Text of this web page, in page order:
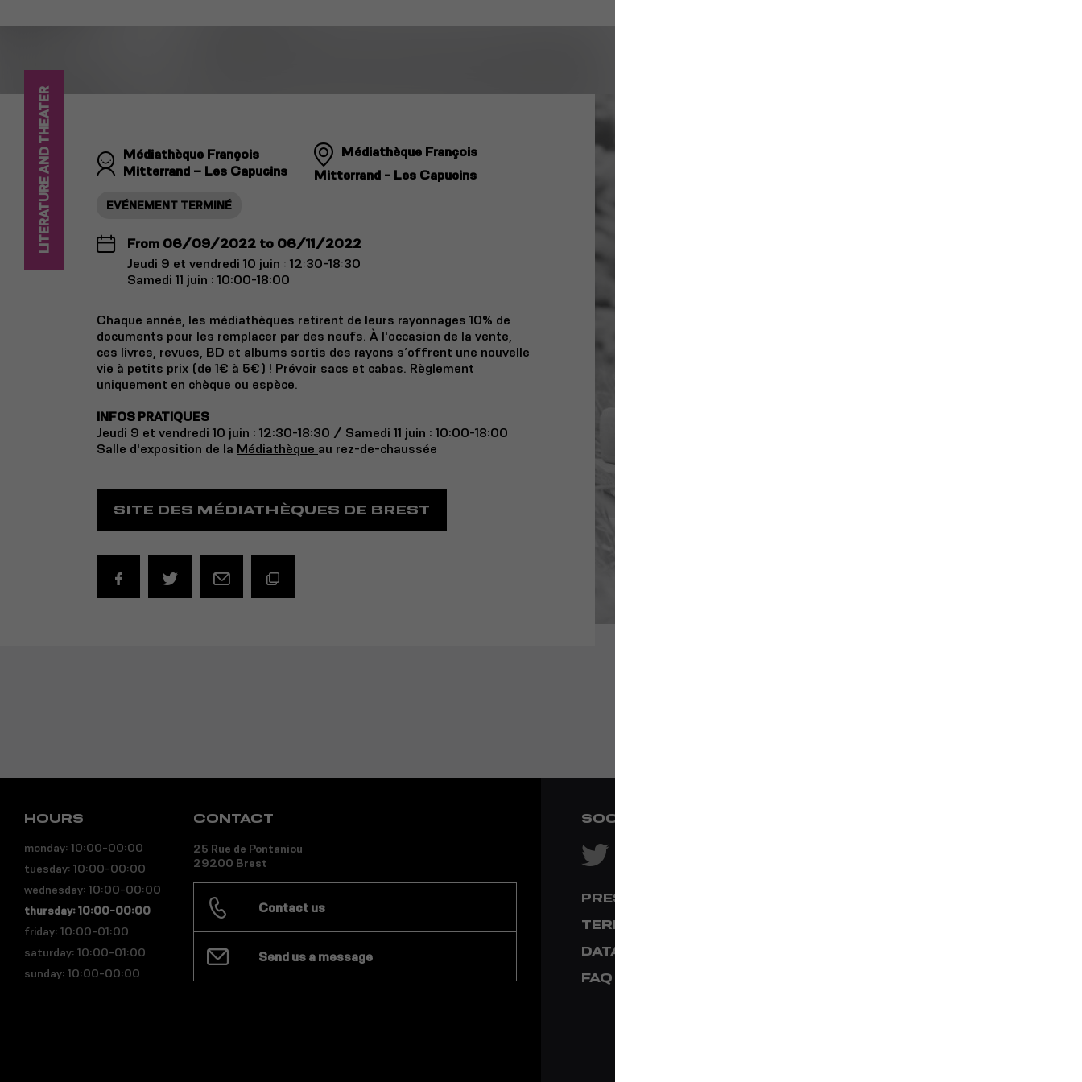
LITERATURE AND THEATER
Médiathèque François
Mitterrand – Les Capucins
Médiathèque François
Mitterrand - Les Capucins
EVÉNEMENT TERMINÉ
From 06/09/2022 to 06/11/2022
Jeudi 9 et vendredi 10 juin : 12:30-18:30
Samedi 11 juin : 10:00-18:00
Chaque année, les médiathèques retirent de leurs rayonnages 10% de
documents pour les remplacer par des neufs. À l'occasion de la vente,
ces livres, revues, BD et albums sortis des rayons s’offrent une nouvelle
vie à petits prix (de 1€ à 5€) ! Prévoir sacs et cabas. Règlement
uniquement en chèque ou espèce.
INFOS PRATIQUES
Jeudi 9 et vendredi 10 juin : 12:30-18:30 / Samedi 11 juin : 10:00-18:00
Salle d'exposition de la Médiathèque au rez-de-chaussée
SITE DES MÉDIATHÈQUES DE BREST
HOURS
monday: 10:00-00:00
tuesday: 10:00-00:00
wednesday: 10:00-00:00
thursday: 10:00-00:00
friday: 10:00-01:00
saturday: 10:00-01:00
sunday: 10:00-00:00
CONTACT
25 Rue de Pontaniou
29200 Brest
Contact us
Send us a message
SOCIAL NETWORKS
PRESS & MEDIA
TERMS & CONDITIONS
DATA PRIVACY
FAQ